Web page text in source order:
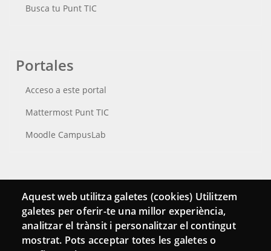
Busca tu Punt TIC
Portales
Acceso a este portal
Mattermost Punt TIC
Moodle CampusLab
Conecta
Contacto
Hemeroteca
Aquest web utilitza galetes (cookies) Utilitzem
galetes per oferir-te una millor experiència,
analitzar el trànsit i personalitzar el contingut
mostrat. Pots acceptar totes les galetes o